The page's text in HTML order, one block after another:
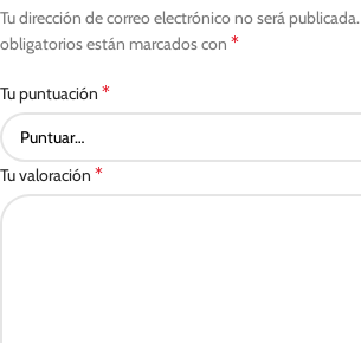
Tu dirección de correo electrónico no será publicada.
obligatorios están marcados con *
Tu puntuación *
Tu valoración *